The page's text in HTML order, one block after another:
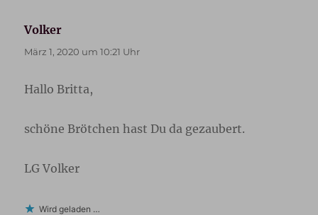
Volker
März 1, 2020 um 10:21 Uhr
Hallo Britta,
schöne Brötchen hast Du da gezaubert.
LG Volker
Wird geladen …